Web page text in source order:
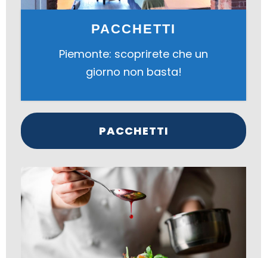
PACCHETTI
Piemonte: scoprirete che un
giorno non basta!
PACCHETTI